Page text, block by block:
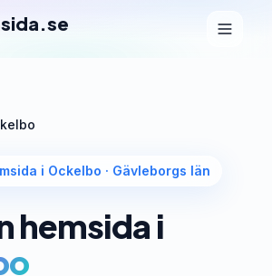
i Ockelbo · Gävleborgs län
hemsida i